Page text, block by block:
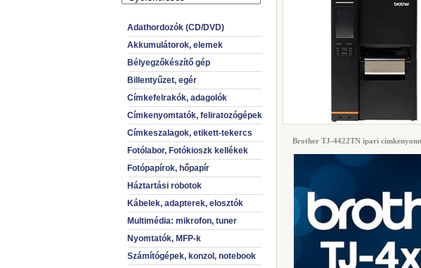
Adathordozók (CD/DVD)
Akkumulátorok, elemek
Bélyegzőkészítő gép
Billentyűzet, egér
Címkefelrakók, adagolók
Címkenyomtatók, feliratozógépek
Címkeszalagok, etikett-tekercs
Fotólabor, Fotókioszk kellékek
Fotópapírok, hőpapír
Háztartási robotok
Kábelek, adapterek, elosztók
Multimédia: mikrofon, tuner
Nyomtatók, MFP-k
Számítógépek, konzol, notebook
Brother TJ-4422TN ipari